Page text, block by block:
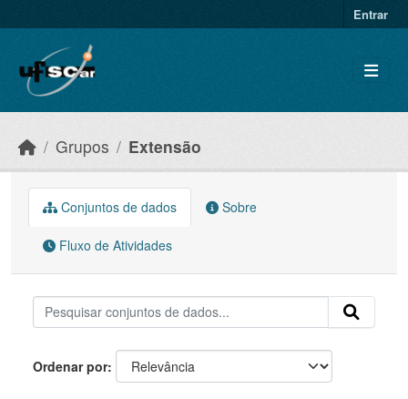
Entrar
Grupos Extensão
Conjuntos de dados Sobre
Fluxo de Atividades
Ordenar por